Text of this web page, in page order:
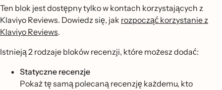
Ten blok jest dostępny tylko w kontach korzystających z
Klaviyo Reviews. Dowiedz się, jak rozpocząć korzystanie z
Klaviyo Reviews.
Istnieją 2 rodzaje bloków recenzji, które możesz dodać:
Statyczne recenzje
Pokaż tę samą polecaną recenzję każdemu, kto